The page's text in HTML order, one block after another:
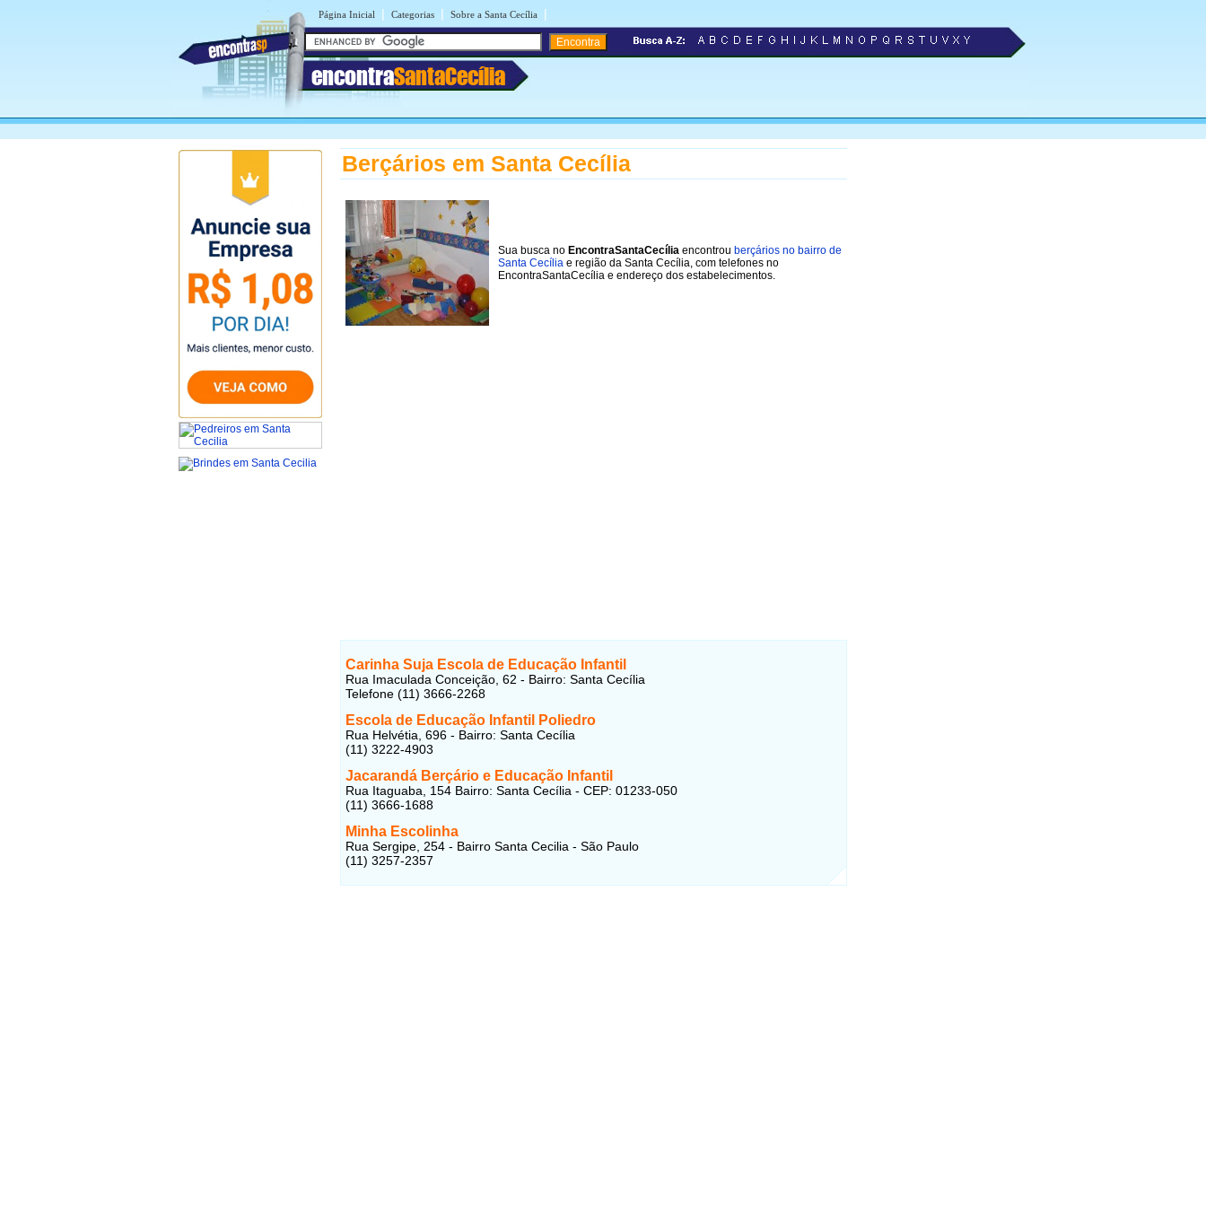
Página Inicial | Categorias | Sobre a Santa Cecília |
encontraSantaCecília
Berçários em Santa Cecília
Sua busca no EncontraSantaCecília encontrou berçários no bairro de
Santa Cecília e região da Santa Cecília, com telefones no
EncontraSantaCecília e endereço dos estabelecimentos.
Carinha Suja Escola de Educação Infantil
Rua Imaculada Conceição, 62 - Bairro: Santa Cecília
Telefone (11) 3666-2268
Escola de Educação Infantil Poliedro
Rua Helvétia, 696 - Bairro: Santa Cecília
(11) 3222-4903
Jacarandá Berçário e Educação Infantil
Rua Itaguaba, 154 Bairro: Santa Cecília - CEP: 01233-050
(11) 3666-1688
Minha Escolinha
Rua Sergipe, 254 - Bairro Santa Cecilia - São Paulo
(11) 3257-2357